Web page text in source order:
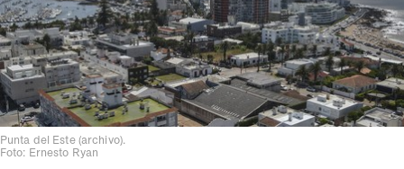
Punta del Este (archivo).
Foto: Ernesto Ryan